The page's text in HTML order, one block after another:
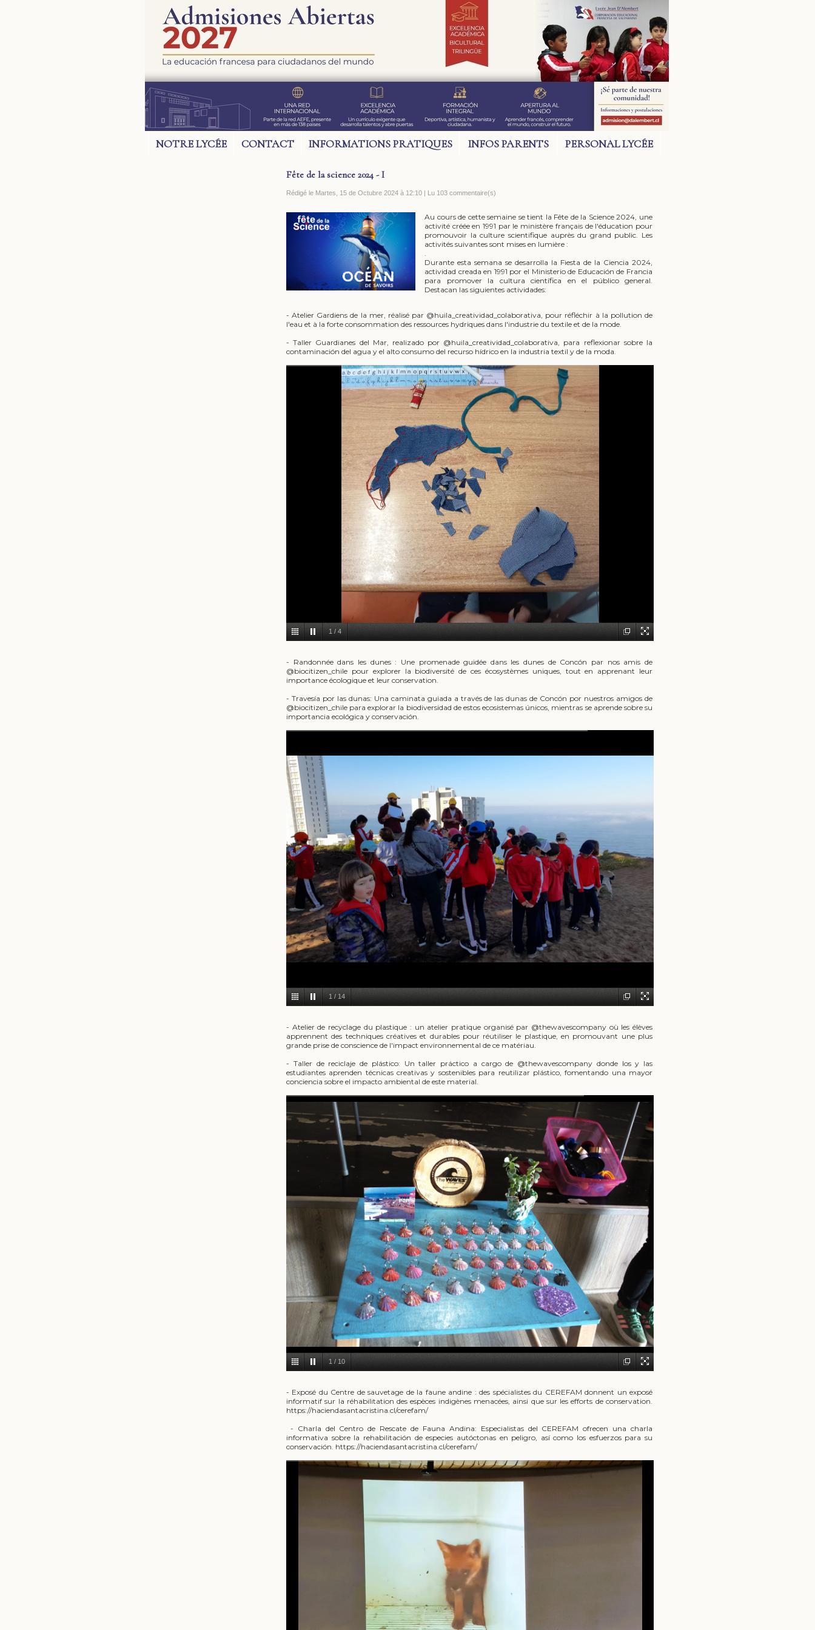
NOTRE LYCÉE CONTACT INFORMATIONS PRATIQUES INFOS PARENTS PERSONAL LYCÉE
Fête de la science 2024 - I
Rédigé le Martes, 15 de Octubre 2024 à 12:10 | Lu 103 commentaire(s)
Au cours de cette semaine se tient la Fête de la Science 2024, une
activité créée en 1991 par le ministère français de l'éducation pour
promouvoir la culture scientifique auprès du grand public. Les
activités suivantes sont mises en lumière :
.
Durante esta semana se desarrolla la Fiesta de la Ciencia 2024,
actividad creada en 1991 por el Ministerio de Educación de Francia
para promover la cultura científica en el público general.
Destacan las siguientes actividades:
- Atelier Gardiens de la mer, réalisé par @huila_creatividad_colaborativa, pour réfléchir à la pollution de
l'eau et à la forte consommation des ressources hydriques dans l'industrie du textile et de la mode.
- Taller Guardianes del Mar, realizado por @huila_creatividad_colaborativa, para reflexionar sobre la
contaminación del agua y el alto consumo del recurso hídrico en la industria textil y de la moda.
1 / 4
- Randonnée dans les dunes : Une promenade guidée dans les dunes de Concón par nos amis de
@biocitizen_chile pour explorer la biodiversité de ces écosystèmes uniques, tout en apprenant leur
importance écologique et leur conservation.
- Travesía por las dunas: Una caminata guiada a través de las dunas de Concón por nuestros amigos de
@biocitizen_chile para explorar la biodiversidad de estos ecosistemas únicos, mientras se aprende sobre su
importancia ecológica y conservación.
1 / 14
- Atelier de recyclage du plastique : un atelier pratique organisé par @thewavescompany où les élèves
apprennent des techniques créatives et durables pour réutiliser le plastique, en promouvant une plus
grande prise de conscience de l'impact environnemental de ce matériau.
- Taller de reciclaje de plástico: Un taller práctico a cargo de @thewavescompany donde los y las
estudiantes aprenden técnicas creativas y sostenibles para reutilizar plástico, fomentando una mayor
conciencia sobre el impacto ambiental de este material.
1 / 10
- Exposé du Centre de sauvetage de la faune andine : des spécialistes du CEREFAM donnent un exposé
informatif sur la réhabilitation des espèces indigènes menacées, ainsi que sur les efforts de conservation.
https://haciendasantacristina.cl/cerefam/
- Charla del Centro de Rescate de Fauna Andina: Especialistas del CEREFAM ofrecen una charla
informativa sobre la rehabilitación de especies autóctonas en peligro, así como los esfuerzos para su
conservación. https://haciendasantacristina.cl/cerefam/